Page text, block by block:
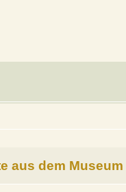
aus dem Museum